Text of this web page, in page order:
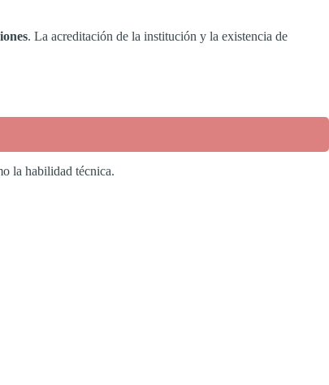
. La acreditación de la institución y la existencia de
la habilidad técnica.